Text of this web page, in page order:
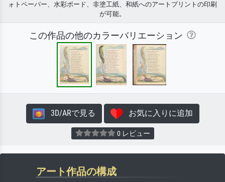
ォトペーパー、水彩ボード、非塗工紙、和紙へのアートプリントの印刷
が可能。
この作品の他のカラーバリエーション
3D/ARで見る お気に入りに追加
0 レビュー
アート作品の構成